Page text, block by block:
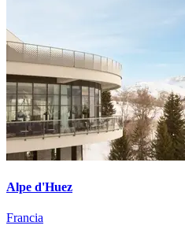
Alpe d'Huez
Francia